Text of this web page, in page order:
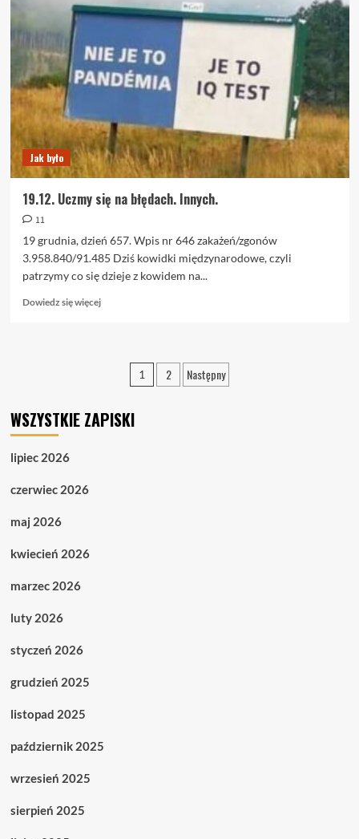
Australia
i
tylko.
Wypłaszczanie
krzywej.
Jak było
19.12. Uczmy się na błędach. Innych.
11
19 grudnia, dzień 657. Wpis nr 646 zakażeń/zgonów
3.958.840/91.485 Dziś kowidki międzynarodowe, czyli
patrzymy co się dzieje z kowidem na...
Dowiedz się więcejDowiedz
błędach.
Stronicowanie
1 2 Następny
WSZYSTKIE ZAPISKI
lipiec 2026
czerwiec 2026
maj 2026
kwiecień 2026
marzec 2026
luty 2026
styczeń 2026
grudzień 2025
listopad 2025
październik 2025
wrzesień 2025
sierpień 2025